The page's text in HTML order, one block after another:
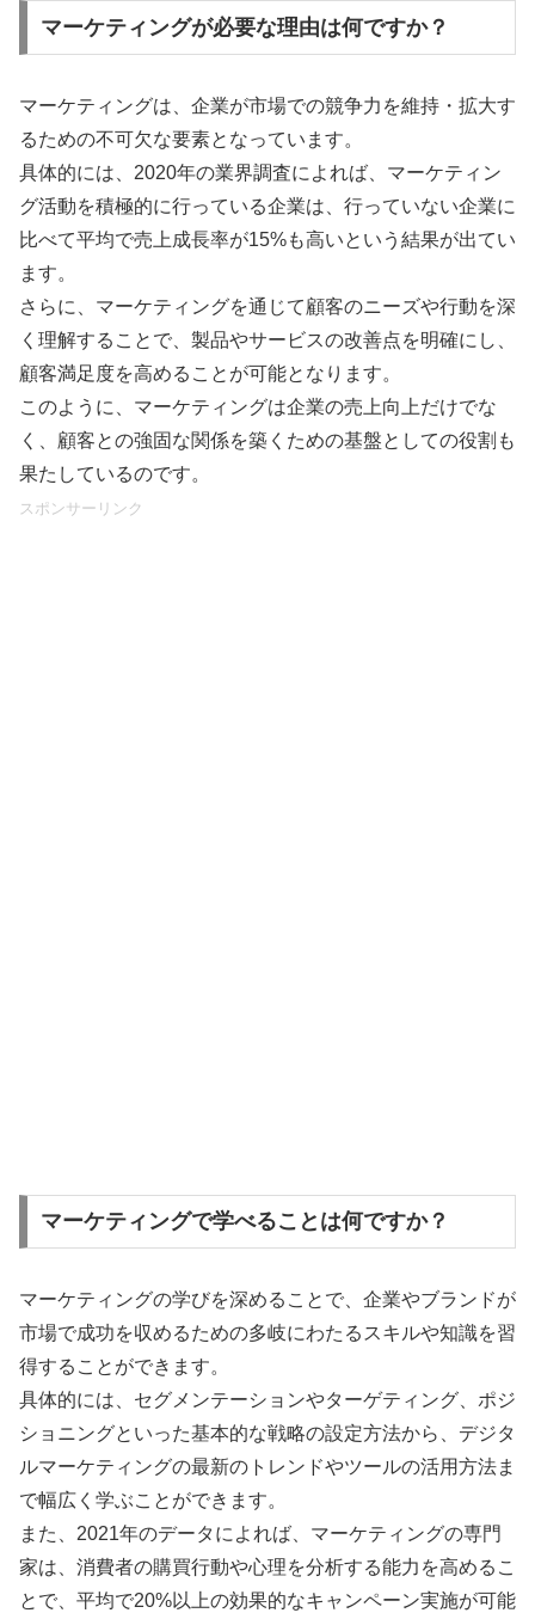
マーケティングが必要な理由は何ですか？
マーケティングは、企業が市場での競争力を維持・拡大す
るための不可欠な要素となっています。
具体的には、2020年の業界調査によれば、マーケティン
グ活動を積極的に行っている企業は、行っていない企業に
比べて平均で売上成長率が15%も高いという結果が出てい
ます。
さらに、マーケティングを通じて顧客のニーズや行動を深
く理解することで、製品やサービスの改善点を明確にし、
顧客満足度を高めることが可能となります。
このように、マーケティングは企業の売上向上だけでな
く、顧客との強固な関係を築くための基盤としての役割も
果たしているのです。
スポンサーリンク
マーケティングで学べることは何ですか？
マーケティングの学びを深めることで、企業やブランドが
市場で成功を収めるための多岐にわたるスキルや知識を習
得することができます。
具体的には、セグメンテーションやターゲティング、ポジ
ショニングといった基本的な戦略の設定方法から、デジタ
ルマーケティングの最新のトレンドやツールの活用方法ま
で幅広く学ぶことができます。
また、2021年のデータによれば、マーケティングの専門
家は、消費者の購買行動や心理を分析する能力を高めるこ
とで、平均で20%以上の効果的なキャンペーン実施が可能